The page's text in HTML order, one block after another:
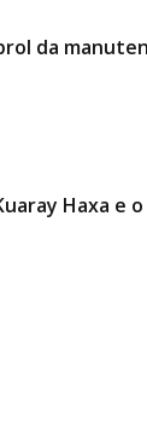
da
Haxa e